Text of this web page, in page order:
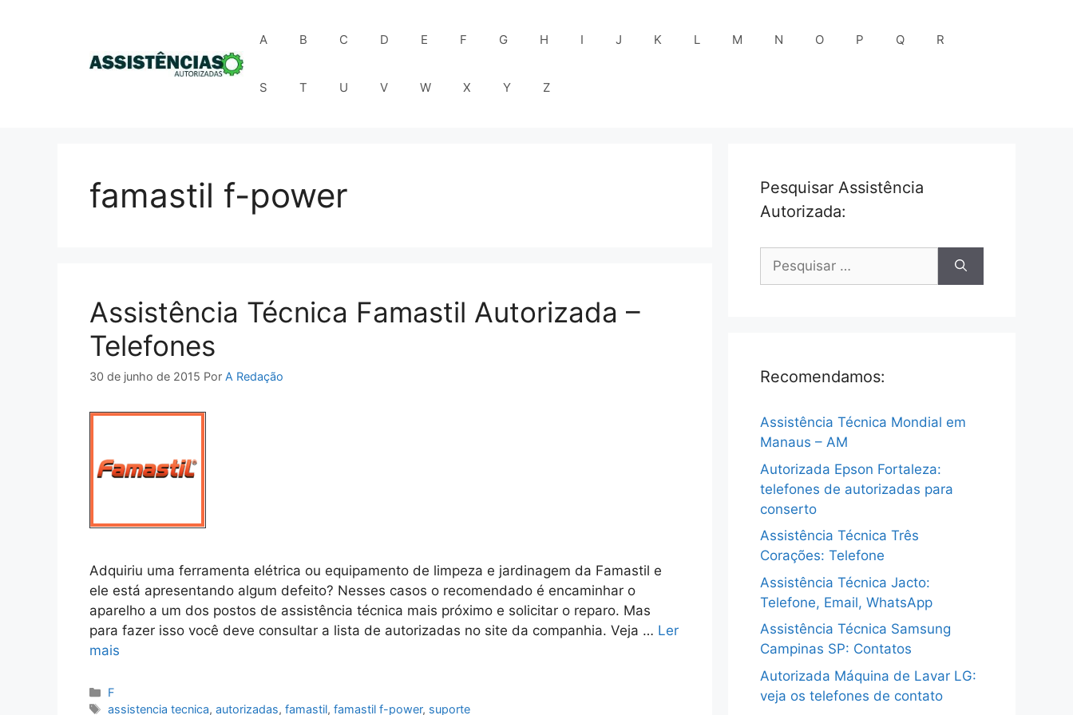
A B C D E F G H I J K L M N O P Q R
S T U V W X Y Z
famastil f-power
Assistência Técnica Famastil Autorizada –
Telefones
30 de junho de 2015 Por A Redação
Adquiriu uma ferramenta elétrica ou equipamento de limpeza e jardinagem da Famastil e
ele está apresentando algum defeito? Nesses casos o recomendado é encaminhar o
aparelho a um dos postos de assistência técnica mais próximo e solicitar o reparo. Mas
para fazer isso você deve consultar a lista de autorizadas no site da companhia. Veja … Ler
mais
Categorias
F
Tags
assistencia tecnica,autorizadas,famastil,famastil f-power, suporte
Pesquisar Assistência
Autorizada:
Pesquisar
Recomendamos:
Assistência Técnica Mondial em
Manaus – AM
Autorizada Epson Fortaleza:
telefones de autorizadas para
conserto
Assistência Técnica Três
Corações: Telefone
Assistência Técnica Jacto:
Telefone, Email, WhatsApp
Assistência Técnica Samsung
Campinas SP: Contatos
Autorizada Máquina de Lavar LG:
veja os telefones de contato